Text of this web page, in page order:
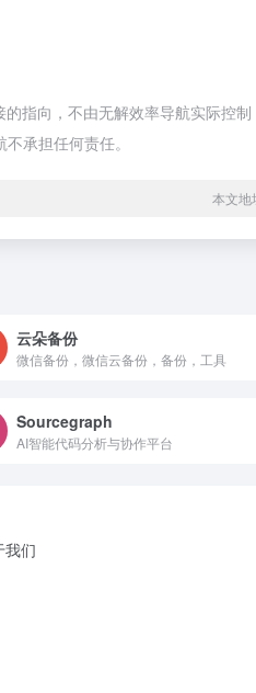
指向，不由无解效率导航实际控
承担任何责任。
本文地
云朵备份
微信备份，微信云备份，备份，工具
Sourcegraph
AI智能代码分析与协作平台
我们